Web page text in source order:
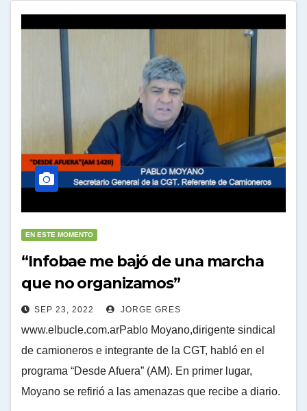
EN ESTE MOMENTO
“Infobae me bajó de una marcha
que no organizamos”
SEP 23, 2022 JORGE GRES
www.elbucle.com.arPablo Moyano,dirigente sindical
de camioneros e integrante de la CGT, habló en el
programa “Desde Afuera” (AM). En primer lugar,
Moyano se refirió a las amenazas que recibe a diario.